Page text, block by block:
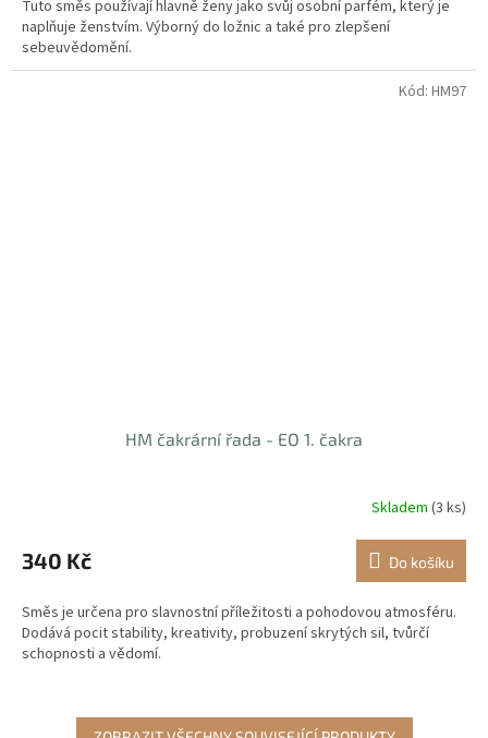
z
5
hvězdiček.
Tuto směs používají hlavně ženy jako svůj osobní parfém, který je
naplňuje ženstvím. Výborný do ložnic a také pro zlepšení
sebeuvědomění.
HM čakrární řada - EO 1. čakra
Skladem (3 ks)
340 Kč Do košíku
Směs je určena pro slavnostní příležitosti a pohodovou atmosféru.
Dodává pocit stability, kreativity, probuzení skrytých sil, tvůrčí
schopnosti a vědomí.
Kód: HM97